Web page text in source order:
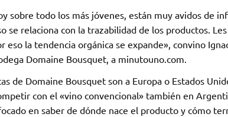
sobre todo los más jóvenes, están muy avidos de
se relaciona con la trazabilidad de los productos.
eso la tendencia orgánica se expande», convino
Domaine Bousquet, a minutouno.com.
de Domaine Bousquet son a Europa o Estados
con el «vino convencional» también en
en saber de dónde nace el producto y cómo